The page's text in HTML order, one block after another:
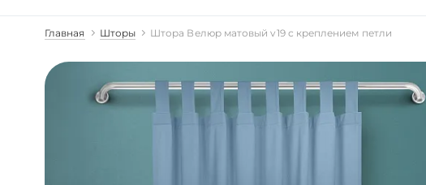
Главная Шторы Штора Велюр матовый v19 с креплением петли